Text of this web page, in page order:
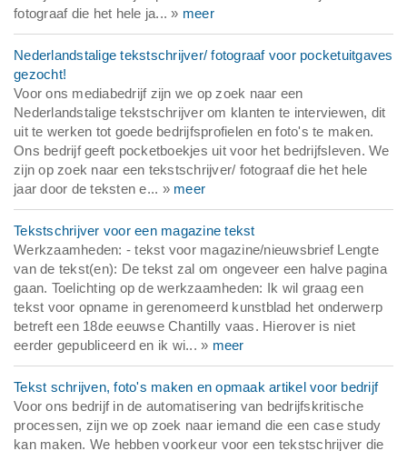
fotograaf die het hele ja... » meer
Nederlandstalige tekstschrijver/ fotograaf voor pocketuitgaves
gezocht!
Voor ons mediabedrijf zijn we op zoek naar een
Nederlandstalige tekstschrijver om klanten te interviewen, dit
uit te werken tot goede bedrijfsprofielen en foto's te maken.
Ons bedrijf geeft pocketboekjes uit voor het bedrijfsleven. We
zijn op zoek naar een tekstschrijver/ fotograaf die het hele
jaar door de teksten e... » meer
Tekstschrijver voor een magazine tekst
Werkzaamheden: - tekst voor magazine/nieuwsbrief Lengte
van de tekst(en): De tekst zal om ongeveer een halve pagina
gaan. Toelichting op de werkzaamheden: Ik wil graag een
tekst voor opname in gerenomeerd kunstblad het onderwerp
betreft een 18de eeuwse Chantilly vaas. Hierover is niet
eerder gepubliceerd en ik wi... » meer
Tekst schrijven, foto's maken en opmaak artikel voor bedrijf
Voor ons bedrijf in de automatisering van bedrijfskritische
processen, zijn we op zoek naar iemand die een case study
kan maken. We hebben voorkeur voor een tekstschrijver die